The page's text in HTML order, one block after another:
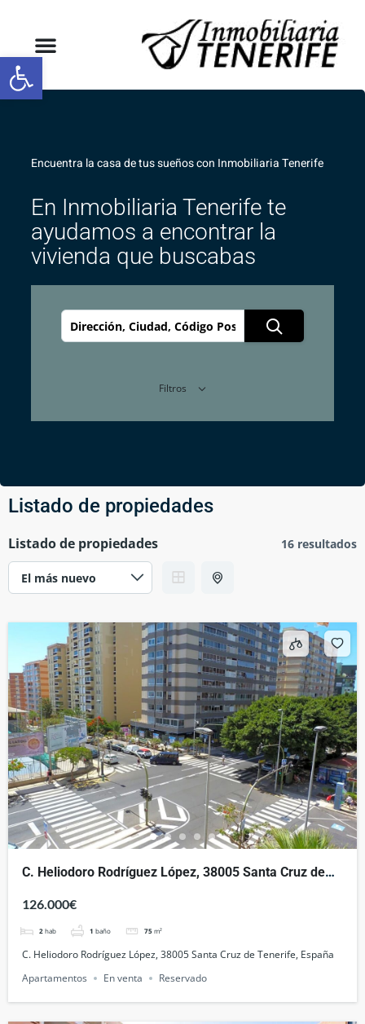
Abrir barra de herramientas
Encuentra la casa de tus sueños con Inmobiliaria Tenerife
En Inmobiliaria Tenerife te
ayudamos a encontrar la
vivienda que buscabas
Filtros
Listado de propiedades
Listado de propiedades 16 resultados
C. Heliodoro Rodríguez López, 38005 Santa Cruz de
126.000€
2 hab 1 baño 75 m²
C. Heliodoro Rodríguez López, 38005 Santa Cruz de Tenerife, España
Apartamentos
En venta Reservado